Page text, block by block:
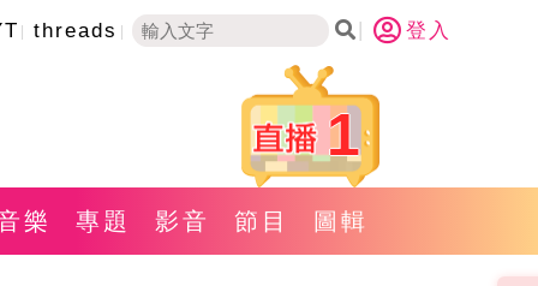
threads 登入
1
樂 專題 影音 節目 圖輯